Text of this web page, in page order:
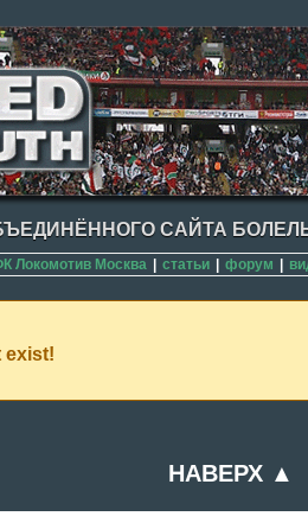
САЙТА
Локомотив Москва статьи форум
exist!
НАВЕРХ ▲